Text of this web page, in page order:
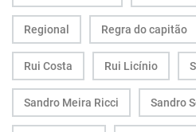
Regional Regra do capitão
Rui Costa Rui Licínio
Sandro Meira Ricci Sandro